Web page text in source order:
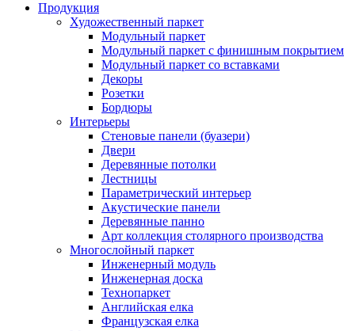
Продукция
Художественный паркет
Модульный паркет
Модульный паркет с финишным покрытием
Модульный паркет со вставками
Декоры
Розетки
Бордюры
Интерьеры
Стеновые панели (буазери)
Двери
Деревянные потолки
Лестницы
Параметрический интерьер
Акустические панели
Деревянные панно
Арт коллекция столярного производства
Многослойный паркет
Инженерный модуль
Инженерная доска
Технопаркет
Английская елка
Французская елка